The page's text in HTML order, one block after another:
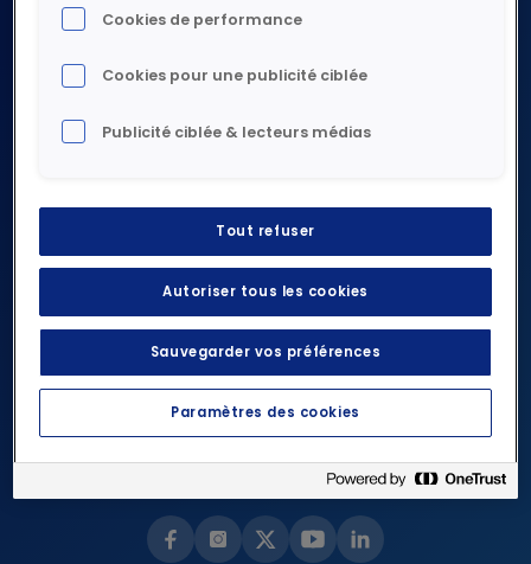
Stratégie
Présence mondiale
NOTRE ACTIVITÉ
Découvrir notre activité
Fournisseurs
DURABILITÉ
Collaborateurs
Éthique et conformité
Investisseurs
La Fondation Rexel
NOUS CONTACTER
ALERTE ÉTHIQUE
Cookies de performance
Cookies pour une publicité ciblée
Publicité ciblée & lecteurs médias
Tout refuser
Autoriser tous les cookies
Sauvegarder vos préférences
Paramètres des cookies